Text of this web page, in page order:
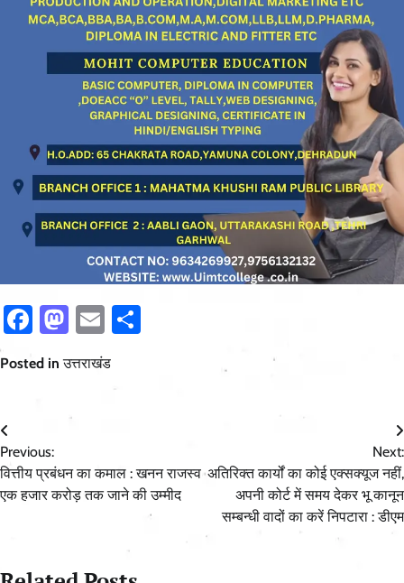
Facebook
Mastodon
Email
Posted inउत्तराखंड
Post
navigation
Previous:
वित्तीय प्रबंधन का कमाल : खनन राजस्व
एक हजार करोड़ तक जाने की उम्मीद
Next:
अतिरिक्त कार्यों का कोई एक्सक्यूज नहीं,
अपनी कोर्ट में समय देकर भू कानून
सम्बन्धी वादों का करें निपटारा : डीएम